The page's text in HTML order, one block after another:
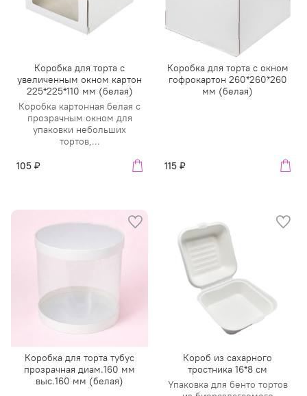
Коробка для торта с
увеличенным окном картон
225*225*110 мм (белая)
Коробка картонная белая с
прозрачным окном для
упаковки небольших
тортов,...
105 ₽
Коробка для торта с окном
гофрокартон 260*260*260
мм (белая)
115 ₽
Коробка для торта тубус
прозрачная диам.160 мм
выс.160 мм (белая)
Короб из сахарного
тростника 16*8 см
Упаковка для бенто тортов